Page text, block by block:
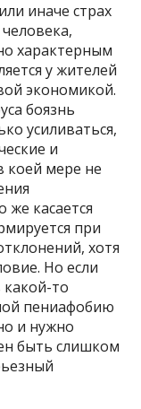
иначе страх
характерным
у жителей
экономикой.
боязнь
усиливаться,
и
коей мере не
же касается
при
хотя
Но если
какой-то
пениафобию
и нужно
быть слишком